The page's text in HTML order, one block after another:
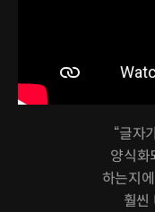
“글자
양식화
하는지
훨씬